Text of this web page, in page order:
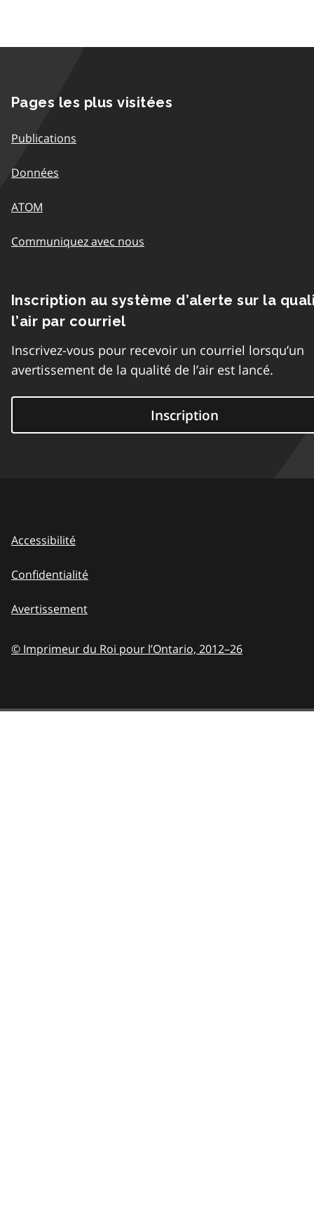
Pages les plus visitées
Publications
Données
ATOM
Communiquez avec nous
Inscription au système d’alerte sur la
l’air par courriel
Inscrivez-vous pour recevoir un courriel lorsqu’un
avertissement de la qualité de l’air est lancé.
Inscription
Accessibilité
Confidentialité
Avertissement
© Imprimeur du Roi pour l’Ontario, 2012–26